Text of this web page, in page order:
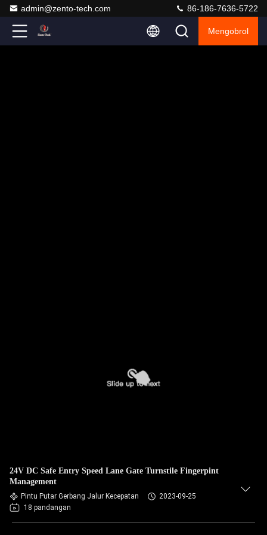
admin@zento-tech.com 86-186-7636-5722
Mengobrol
24V DC Safe Entry Speed ​​​​Lane Gate Turnstile Fingerpint
Management
Pintu Putar Gerbang Jalur Kecepatan
2023-09-25
18 pandangan